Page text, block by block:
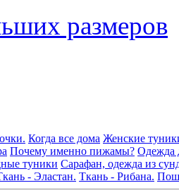
размеров
Когда все дома Женские
Почему именно пижамы? Одежда
туники Сарафан, одежда из
- Эластан. Ткань - Рибана.